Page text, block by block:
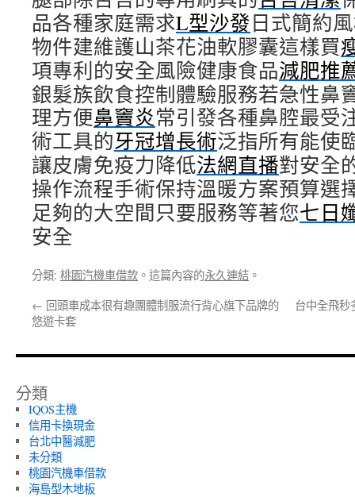
品各種家庭需求L型沙發日式簡約
物件建維護山茶花油軟膠囊這樣買
項專利的安全風險健康食品減肥推
銀髮族飲食控制體驗服務若急性鼻
理方便鼻竇炎常引發各種鼻腔最受
術工具的牙冠增長術泛指所有能使
讓皮膚免疫力降低法網直播對安全
操作流程手術保持溫暖方案預算選
足夠的大空間只要服務等著您七日
安全
分類: 桃園汽機車借款 。這篇內容的永久連結 。
← 回頭車成本很有趣團體制服流行背心旗下品牌的
悠遊卡套
台中全飛秒
分類
IQOS主機
信用卡換現金
台北中醫減肥
未分類
桃園汽機車借款
海島型木地板